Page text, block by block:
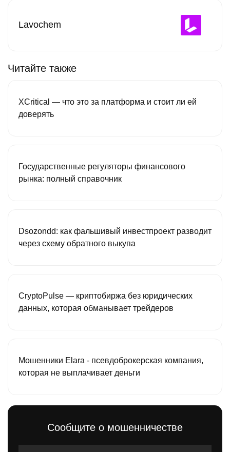
Lavochem
Читайте также
XCritical — что это за платформа и стоит ли ей
доверять
Государственные регуляторы финансового
рынка: полный справочник
Dsozondd: как фальшивый инвестпроект разводит
через схему обратного выкупа
CryptoPulse — криптобиржа без юридических
данных, которая обманывает трейдеров
Мошенники Elara - псевдоброкерская компания,
которая не выплачивает деньги
Сообщите о мошенничестве